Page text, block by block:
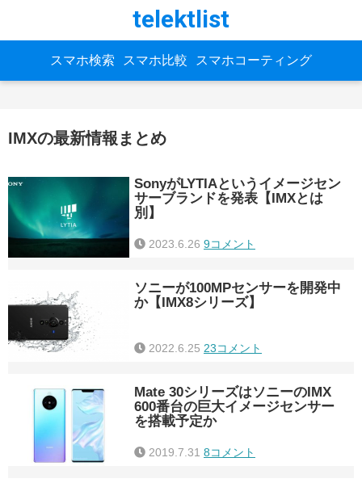
telektlist
スマホ検索 スマホ比較 スマホコーティング
IMXの最新情報まとめ
SonyがLYTIAというイメージセン
サーブランドを発表【IMXとは
別】
2023.6.26 9コメント
ソニーが100MPセンサーを開発中
か【IMX8シリーズ】
2022.6.25 23コメント
Mate 30シリーズはソニーのIMX
600番台の巨大イメージセンサー
を搭載予定か
2019.7.31 8コメント